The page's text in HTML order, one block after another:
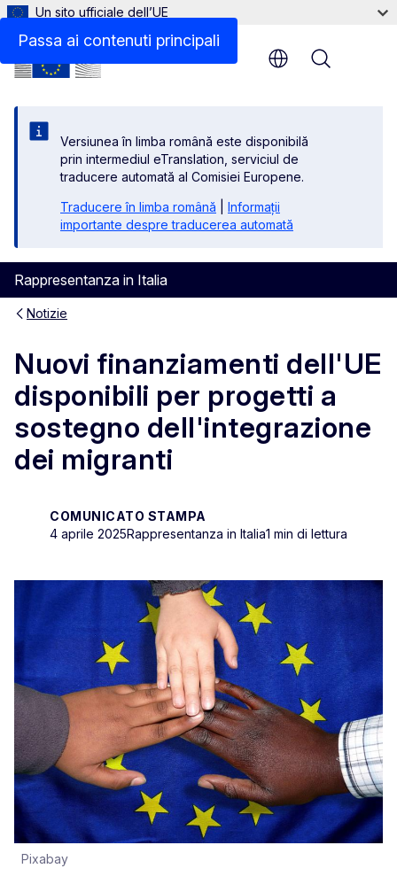
Passa ai contenuti principali
Un sito ufficiale dell’UE
Versiunea în limba română este disponibilă
prin intermediul eTranslation, serviciul de
traducere automată al Comisiei Europene.
Traducere în limba română
Informații
importante despre traducerea automată
Rappresentanza in Italia
Menu
Notizie
Nuovi finanziamenti dell'UE
disponibili per progetti a
sostegno dell'integrazione
dei migranti
COMUNICATO STAMPA
4 aprile 2025Rappresentanza in Italia1 min di lettura
Pixabay